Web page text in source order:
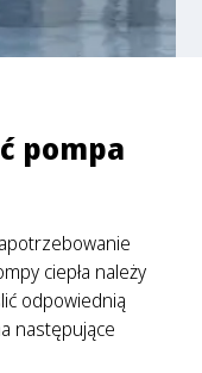
pompa
ciepła należy
odpowiednią
następujące